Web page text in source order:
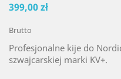
399,00 zł
Brutto
Profesjonalne kije do
szwajcarskiej marki KV+.